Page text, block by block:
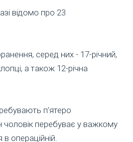
відомо про 23
серед них - 17-річний,
а також 12-річна
п'ятеро
перебуває у важкому
в операційній.